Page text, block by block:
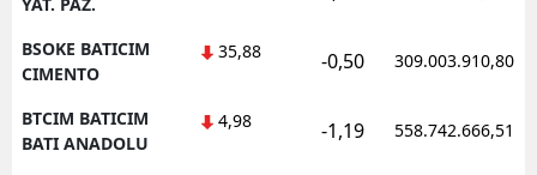
BSOKE BATICIM
CIMENTO
35,88 -0,50 309.003.910,80
BTCIM BATICIM
BATI ANADOLU
4,98 -1,19 558.742.666,51